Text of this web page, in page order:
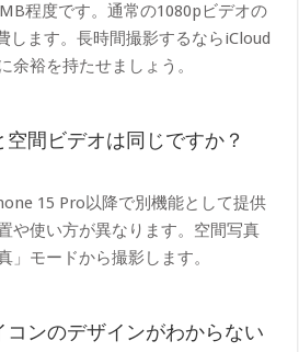
程度です。通常の1080pビデオの
します。長時間撮影するならiCloud
余裕を持たせましょう。
間ビデオは同じですか？
15 Pro以降で別機能として提供
や使い方が異なります。空間写真
」モードから撮影します。
コンのデザインがわからない